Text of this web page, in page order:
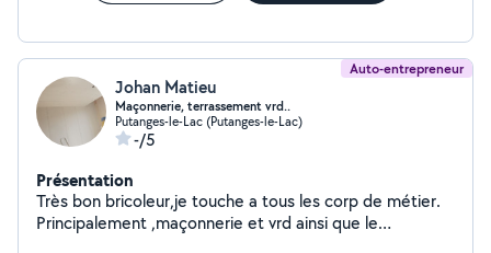
Auto-entrepreneur
Johan Matieu
Maçonnerie, terrassement vrd..
Putanges-le-Lac (Putanges-le-Lac)
-/5
Présentation
Très bon bricoleur,je touche a tous les corp de métier.
Principalement ,maçonnerie et vrd ainsi que le